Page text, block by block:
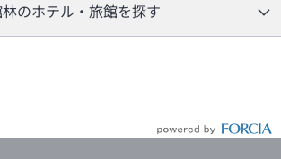
のホテル・旅館を探す